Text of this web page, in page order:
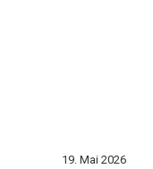
19. Mai 2026